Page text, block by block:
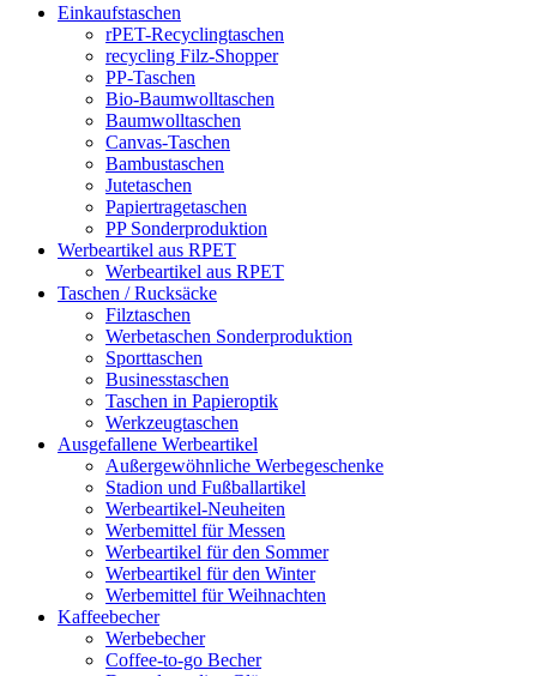
Einkaufstaschen
rPET-Recyclingtaschen
recycling Filz-Shopper
PP-Taschen
Bio-Baumwolltaschen
Baumwolltaschen
Canvas-Taschen
Bambustaschen
Jutetaschen
Papiertragetaschen
PP Sonderproduktion
Werbeartikel aus RPET
Werbeartikel aus RPET
Taschen / Rucksäcke
Filztaschen
Werbetaschen Sonderproduktion
Sporttaschen
Businesstaschen
Taschen in Papieroptik
Werkzeugtaschen
Ausgefallene Werbeartikel
Außergewöhnliche Werbegeschenke
Stadion und Fußballartikel
Werbeartikel-Neuheiten
Werbemittel für Messen
Werbeartikel für den Sommer
Werbeartikel für den Winter
Werbemittel für Weihnachten
Kaffeebecher
Werbebecher
Coffee-to-go Becher